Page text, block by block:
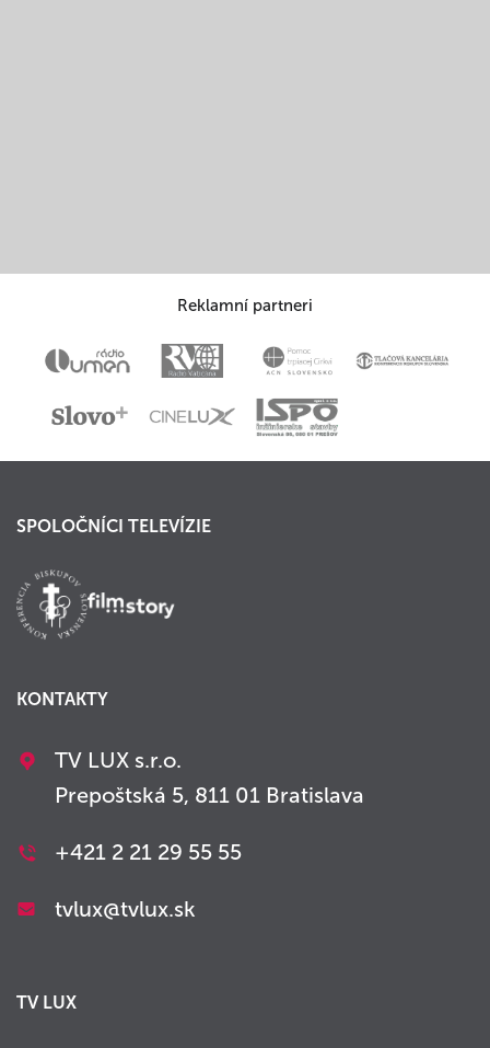
Reklamní partneri
SPOLOČNÍCI TELEVÍZIE
KONTAKTY
TV LUX s.r.o.
Prepoštská 5, 811 01 Bratislava
+421 2 21 29 55 55
tvlux@tvlux.sk
TV LUX